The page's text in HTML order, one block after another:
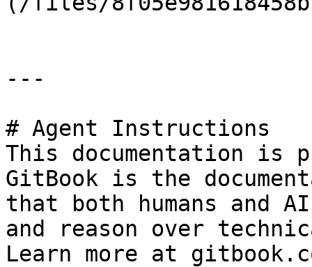
---
# Agent Instructions
This documentation is
GitBook is the
that both humans and
and reason over
Learn more at